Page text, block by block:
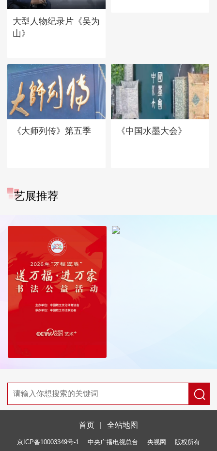
大型人物纪录片《吴为
山》
《大师列传》第五季 《中国水墨大会》
艺展推荐
首页 全站地图
京ICP备10003349号-1 中央广播电视总台 央视网 版权所有